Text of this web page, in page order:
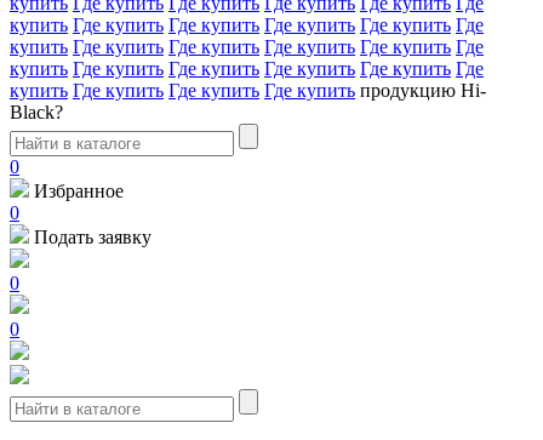
купить Где купить Где купить Где купить Где купить Где
купить Где купить Где купить Где купить Где купить Где
купить Где купить Где купить Где купить Где купить Где
купить Где купить Где купить Где купить продукцию Hi-
Black?
0
Избранное
0
Подать заявку
0
0